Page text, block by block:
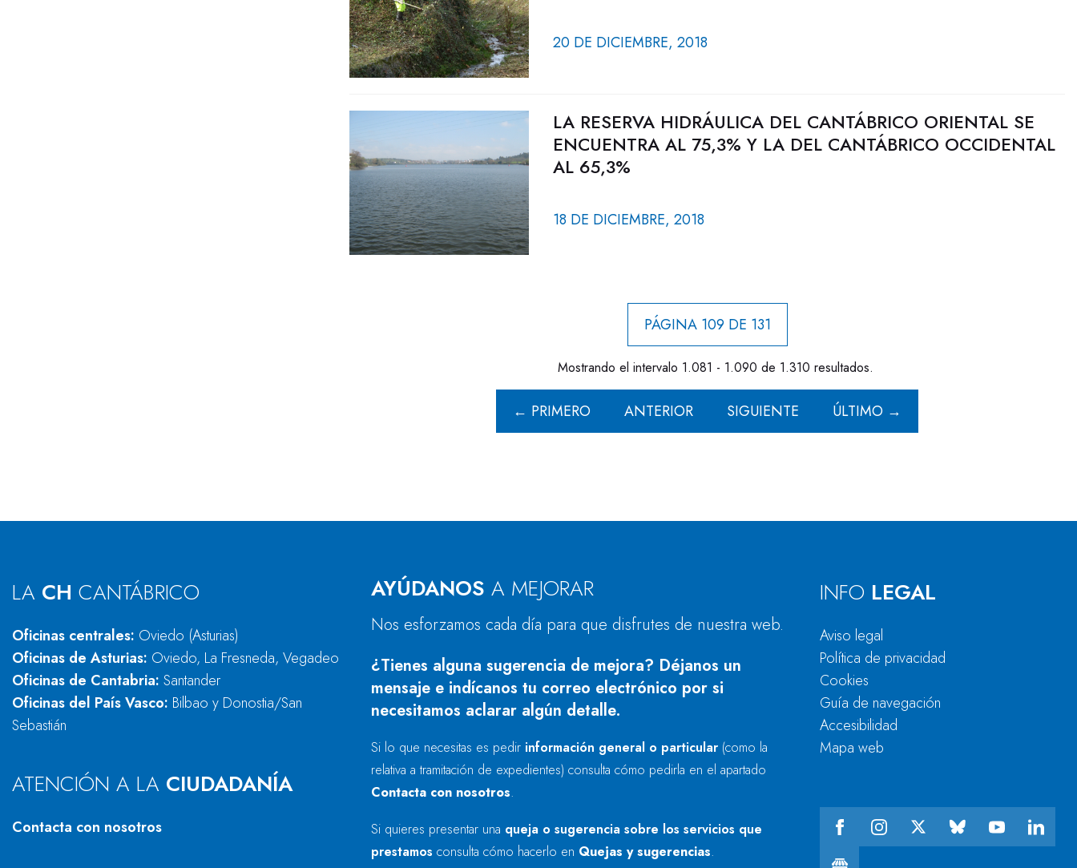
20 DE DICIEMBRE, 2018
LA RESERVA HIDRÁULICA DEL CANTÁBRICO ORIENTAL SE
ENCUENTRA AL 75,3% Y LA DEL CANTÁBRICO OCCIDENTAL
AL 65,3%
18 DE DICIEMBRE, 2018
PÁGINA 109 DE 131
Mostrando el intervalo 1.081 - 1.090 de 1.310 resultados.
← PRIMERO ANTERIOR SIGUIENTE ÚLTIMO →
LA CH CANTÁBRICO
Oficinas centrales: Oviedo (Asturias)
Oficinas de Asturias: Oviedo, La Fresneda, Vegadeo
Oficinas de Cantabria: Santander
Oficinas del País Vasco: Bilbao y Donostia/San
Sebastián
ATENCIÓN A LA CIUDADANÍA
Contacta con nosotros
AYÚDANOS A MEJORAR
Nos esforzamos cada día para que disfrutes de nuestra web.
¿Tienes alguna sugerencia de mejora? Déjanos un
mensaje e indícanos tu correo electrónico por si
necesitamos aclarar algún detalle.
Si lo que necesitas es pedir información general o particular (como la
relativa a tramitación de expedientes) consulta cómo pedirla en el apartado
Contacta con nosotros.
Si quieres presentar una queja o sugerencia sobre los servicios que
prestamos consulta cómo hacerlo en Quejas y sugerencias.
INFO LEGAL
Aviso legal
Política de privacidad
Cookies
Guía de navegación
Accesibilidad
Mapa web